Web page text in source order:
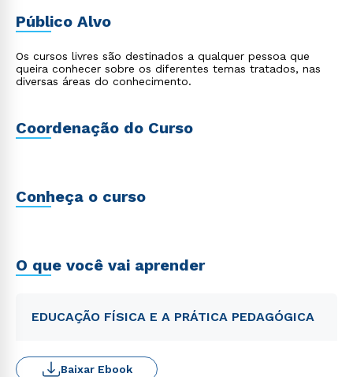
Público Alvo
Os cursos livres são destinados a qualquer pessoa que
queira conhecer sobre os diferentes temas tratados, nas
diversas áreas do conhecimento.
Coordenação do Curso
Conheça o curso
O que você vai aprender
EDUCAÇÃO FÍSICA E A PRÁTICA PEDAGÓGICA
Baixar Ebook